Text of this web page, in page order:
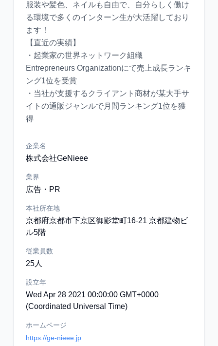
服装や髪色、ネイルも自由で、自分らしく働け
る環境で多くのインターン生が大活躍しており
ます！
【直近の実績】
・起業家の世界ネットワーク組織
Entrepreneurs Organizationにて売上成長ランキ
ング1位を受賞
・当社が支援するクライアント商材が某大手サ
イトの通販ジャンルで月間ランキング1位を獲
企業名
株式会社GeNieee
業界
広告・PR
本社所在地
京都府京都市下京区御影堂町16-21 京都建物ビ
ル5階
従業員数
25人
設立年
Wed Apr 28 2021 00:00:00 GMT+0000
(Coordinated Universal Time)
ホームページ
https://ge-nieee.jp